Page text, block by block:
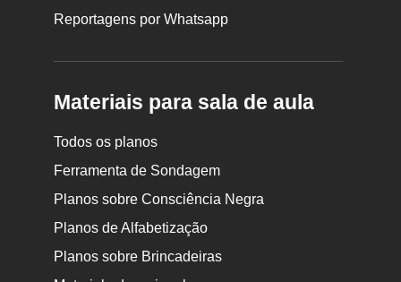
Reportagens por Whatsapp
Materiais para sala de aula
Todos os planos
Ferramenta de Sondagem
Planos sobre Consciência Negra
Planos de Alfabetização
Planos sobre Brincadeiras